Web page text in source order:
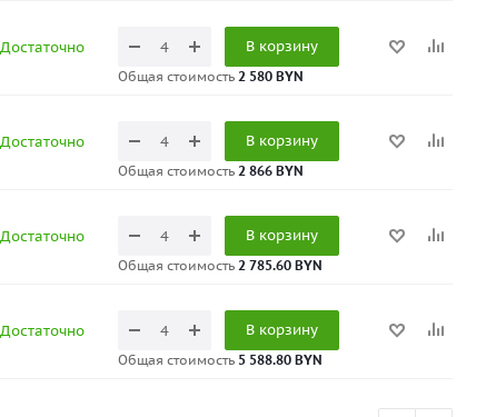
Достаточно В корзину
Общая стоимость 2 580 BYN
Достаточно В корзину
Общая стоимость 2 866 BYN
Достаточно В корзину
Общая стоимость 2 785.60 BYN
Достаточно В корзину
Общая стоимость 5 588.80 BYN